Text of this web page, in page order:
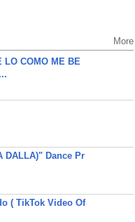
More
LO COMO ME BE
DALLA)" Dance Pr
( TikTok Video Of